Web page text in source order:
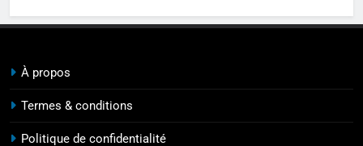
À propos
Termes & conditions
Politique de confidentialité